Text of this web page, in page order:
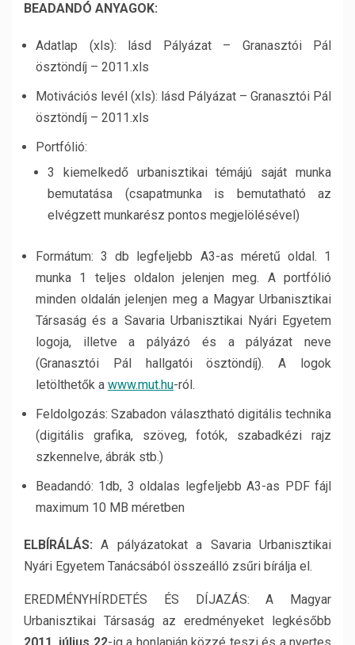
BEADANDÓ ANYAGOK:
Adatlap (xls): lásd Pályázat – Granasztói Pál
ösztöndíj – 2011.xls
Motivációs levél (xls): lásd Pályázat – Granasztói Pál
ösztöndíj – 2011.xls
Portfólió:
3 kiemelkedő urbanisztikai témájú saját munka
bemutatása (csapatmunka is bemutatható az
elvégzett munkarész pontos megjelölésével)
Formátum: 3 db legfeljebb A3-as méretű oldal. 1
munka 1 teljes oldalon jelenjen meg. A portfólió
minden oldalán jelenjen meg a Magyar Urbanisztikai
Társaság és a Savaria Urbanisztikai Nyári Egyetem
logoja, illetve a pályázó és a pályázat neve
(Granasztói Pál hallgatói ösztöndíj). A logok
letölthetők a www.mut.hu-ról.
Feldolgozás: Szabadon választható digitális technika
(digitális grafika, szöveg, fotók, szabadkézi rajz
szkennelve, ábrák stb.)
Beadandó: 1db, 3 oldalas legfeljebb A3-as PDF fájl
maximum 10 MB méretben
ELBÍRÁLÁS:A pályázatokat a Savaria Urbanisztikai
Nyári Egyetem Tanácsából összeálló zsűri bírálja el.
EREDMÉNYHÍRDETÉS ÉS DÍJAZÁS: A Magyar
Urbanisztikai Társaság az eredményeket legkésőbb